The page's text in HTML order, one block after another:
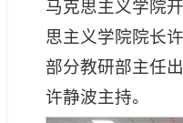
马克思主义学院
思主义学院院长
部分教研部主任
许静波主持。